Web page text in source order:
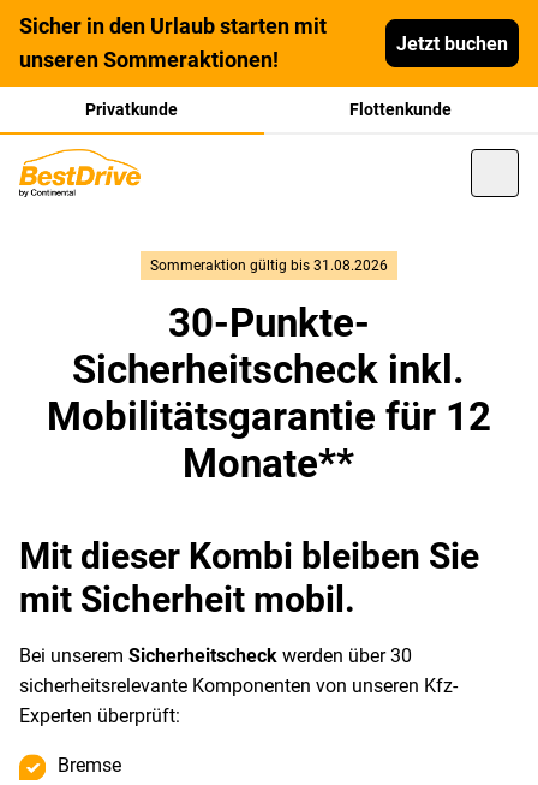
Sicher in den Urlaub starten mit
unseren Sommeraktionen!
Jetzt buchen
Privatkunde Flottenkunde
Sommeraktion gültig bis 31.08.2026
30-Punkte-
Sicherheitscheck inkl.
Mobilitätsgarantie für 12
Monate**
Mit dieser Kombi bleiben Sie
mit Sicherheit mobil.
Bei unserem Sicherheitscheck werden über 30
sicherheitsrelevante Komponenten von unseren Kfz-
Experten überprüft:
Bremse